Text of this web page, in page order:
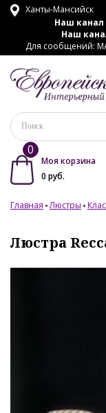
Ханты-Мансийск
Наш канал
Наш
Для сообщений:
0
Моя корзина
0 руб.
Главная Люстры
Люстра